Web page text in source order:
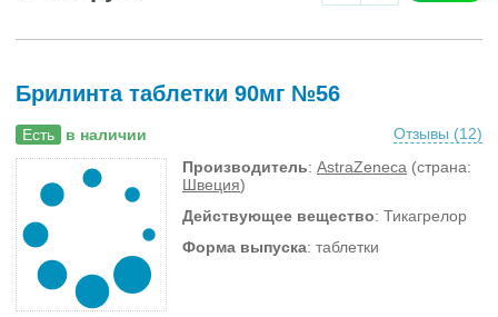
Брилинта таблетки 90мг №56
Есть в наличии Отзывы (12)
Производитель: AstraZeneca (страна:
Швеция)
Действующее вещество: Тикагрелор
Форма выпуска: таблетки